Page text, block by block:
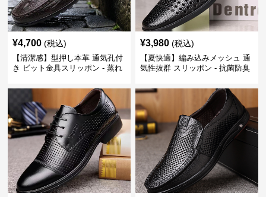
¥4,700 (税込)
【清潔感】型押し本革 通気孔付
き ビット金具スリッポン - 蒸れ
¥3,980 (税込)
【夏快適】編み込みメッシュ 通
気性抜群 スリッポン - 抗菌防臭